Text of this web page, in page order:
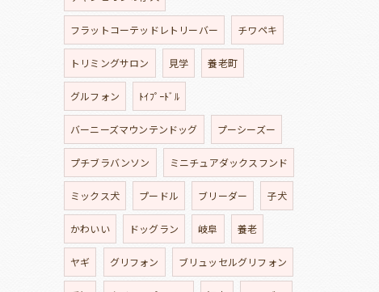
フラットコーテッドレトリーバー チワペキ
トリミングサロン 見学 養老町
グルフォン ﾄｲﾌﾟｰﾄﾞﾙ
バーニーズマウンテンドッグ プーシーズー
プチブラバンソン ミニチュアダックスフンド
ミックス犬 プードル ブリーダー 子犬
かわいい ドッグラン 岐阜 養老
ヤギ グリフォン ブリュッセルグリフォン